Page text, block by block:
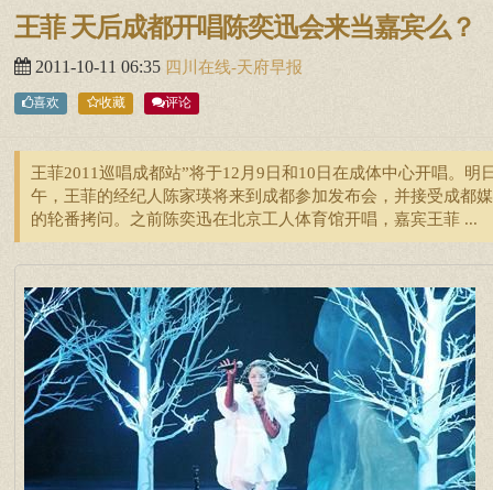
王菲 天后成都开唱陈奕迅会来当嘉宾么？
2011-10-11 06:35 四川在线-天府早报
喜欢 收藏 评论
王菲2011巡唱成都站”将于12月9日和10日在成体中心开唱。明
午，王菲的经纪人陈家瑛将来到成都参加发布会，并接受成都
的轮番拷问。之前陈奕迅在北京工人体育馆开唱，嘉宾王菲 ...